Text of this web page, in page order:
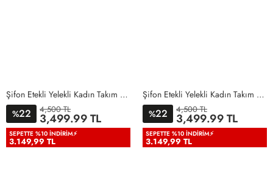
36 38 40 42 44
48
50
Şifon Etekli Yelekli Kadın Takım Elbise Mint Yeşili Mint Yeşili
%22 4,500 TL
3,499.99 TL
SEPETTE %10 İNDIRIM⚡
3.149,99 TL
36 38 40 42 44
48
50
Şifon Etekli Yelekli Kadın Takım Elbise Siyah Siyah
%22 4,500 TL
3,499.99 TL
SEPETTE %10 İNDIRIM⚡
3.149,99 TL